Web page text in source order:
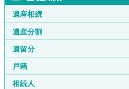
遺産相続
遺産分割
遺留分
戸籍
相続人